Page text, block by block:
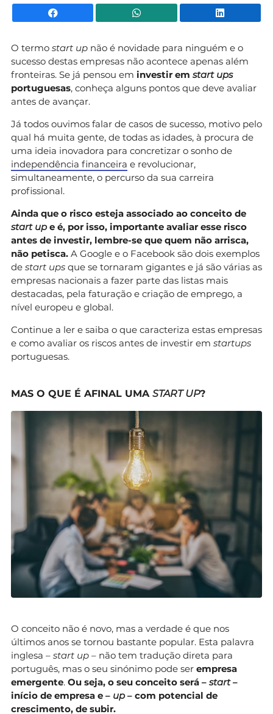
Facebook WhatsApp
O termo start up não é novidade para ninguém e o
sucesso destas empresas não acontece apenas além
fronteiras. Se já pensou em investir em start ups
portuguesas, conheça alguns pontos que deve avaliar
antes de avançar.
Já todos ouvimos falar de casos de sucesso, motivo pelo
qual há muita gente, de todas as idades, à procura de
uma ideia inovadora para concretizar o sonho de
independência financeira e revolucionar,
simultaneamente, o percurso da sua carreira
profissional.
Ainda que o risco esteja associado ao conceito de
start upe é, por isso, importante avaliar esse risco
antes de investir, lembre-se que quem não arrisca,
não petisca. A Google e o Facebook são dois exemplos
de start ups que se tornaram gigantes e já são várias as
empresas nacionais a fazer parte das listas mais
destacadas, pela faturação e criação de emprego, a
nível europeu e global.
Continue a ler e saiba o que caracteriza estas empresas
e como avaliar os riscos antes de investir em startups
portuguesas.
MAS O QUE É AFINAL UMA START UP?
O conceito não é novo, mas a verdade é que nos
últimos anos se tornou bastante popular. Esta palavra
inglesa – start up – não tem tradução direta para
português, mas o seu sinónimo pode ser empresa
emergente. Ou seja, o seu conceito será – start–
início de empresa e – up– com potencial de
crescimento, de subir.